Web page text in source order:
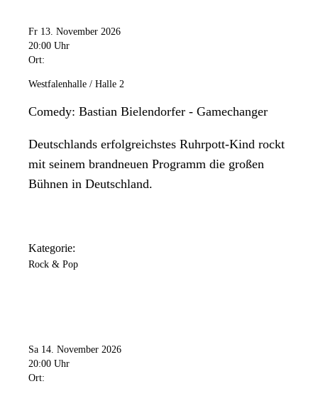
Fr 13. November 2026
20:00 Uhr
Ort:
Westfalenhalle / Halle 2
Comedy: Bastian Bielendorfer - Gamechanger
Deutschlands erfolgreichstes Ruhrpott-Kind rockt
mit seinem brandneuen Programm die großen
Bühnen in Deutschland.
Kategorie:
Rock & Pop
Sa 14. November 2026
20:00 Uhr
Ort: